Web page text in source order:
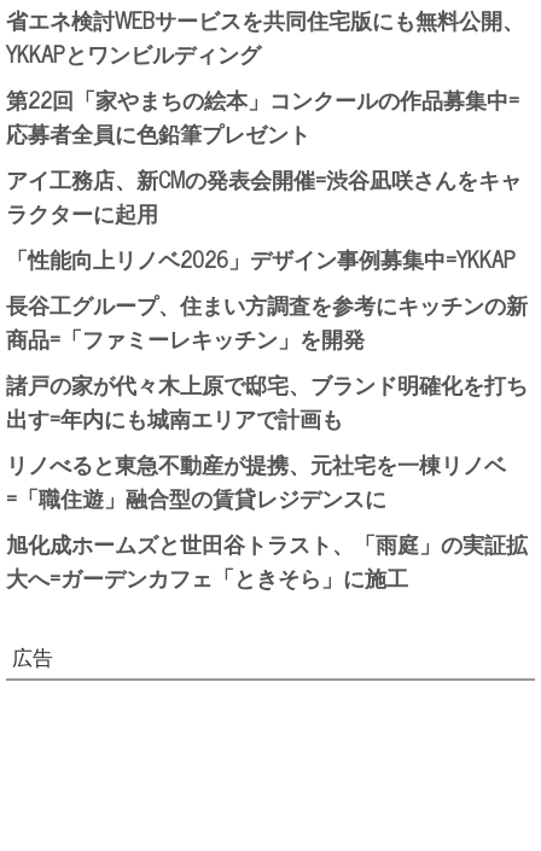
省エネ検討WEBサービスを共同住宅版にも無料公開、
YKKAPとワンビルディング
第22回「家やまちの絵本」コンクールの作品募集中=
応募者全員に色鉛筆プレゼント
アイ工務店、新CMの発表会開催=渋谷凪咲さんをキャ
ラクターに起用
「性能向上リノベ2026」デザイン事例募集中=YKKAP
長谷工グループ、住まい方調査を参考にキッチンの新
商品=「ファミーレキッチン」を開発
諸戸の家が代々木上原で邸宅、ブランド明確化を打ち
出す=年内にも城南エリアで計画も
リノべると東急不動産が提携、元社宅を一棟リノベ
=「職住遊」融合型の賃貸レジデンスに
旭化成ホームズと世田谷トラスト、「雨庭」の実証拡
大へ=ガーデンカフェ「ときそら」に施工
広告